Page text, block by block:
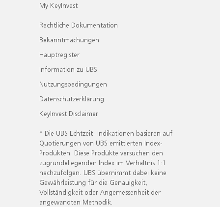
My KeyInvest
Rechtliche Dokumentation
Bekanntmachungen
Hauptregister
Information zu UBS
Nutzungsbedingungen
Datenschutzerklärung
KeyInvest Disclaimer
* Die UBS Echtzeit- Indikationen basieren auf
Quotierungen von UBS emittierten Index-
Produkten. Diese Produkte versuchen den
zugrundeliegenden Index im Verhältnis 1:1
nachzufolgen. UBS übernimmt dabei keine
Gewährleistung für die Genauigkeit,
Vollständigkeit oder Angemessenheit der
angewandten Methodik.